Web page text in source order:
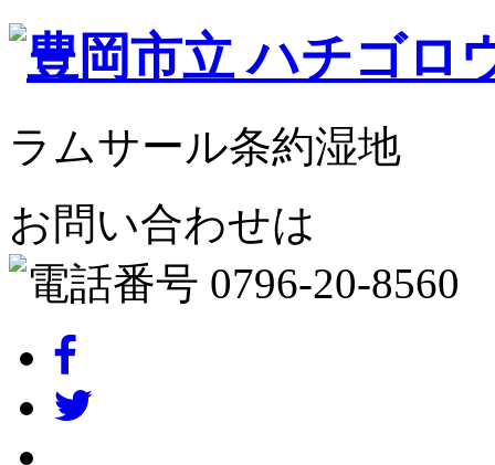
ラムサール条約湿地
お問い合わせは